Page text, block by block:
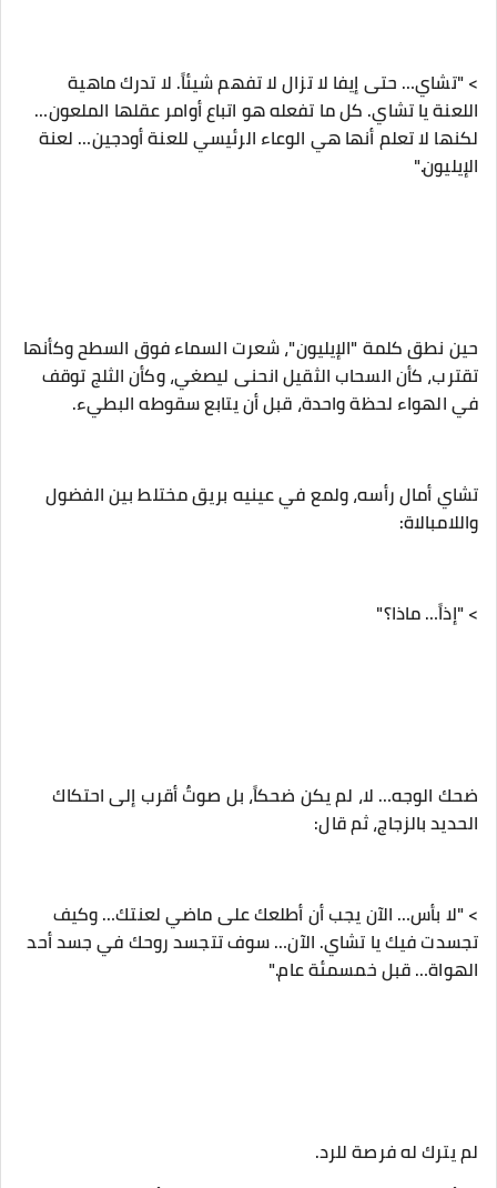
‎> "تشاي… حتى إيفا لا تزال لا تفهم شيئاً. لا تدرك ماهية
اللعنة يا تشاي. كل ما تفعله هو اتباع أوامر عقلها الملعون…
لكنها لا تعلم أنها هي الوعاء الرئيسي للعنة أودجين… لعنة
الإيليون."
‎حين نطق كلمة "الإيليون"، شعرت السماء فوق السطح وكأنها
تقترب، كأن السحاب الثقيل انحنى ليصغي، وكأن الثلج توقف
في الهواء لحظة واحدة، قبل أن يتابع سقوطه البطيء.
‎تشاي أمال رأسه، ولمع في عينيه بريق مختلط بين الفضول
واللامبالاة:
‎ضحك الوجه… لا، لم يكن ضحكاً، بل صوتٌ أقرب إلى احتكاك
الحديد بالزجاج، ثم قال:
‎> "لا بأس… الآن يجب أن أطلعك على ماضي لعنتك… وكيف
تجسدت فيك يا تشاي. الآن… سوف تتجسد روحك في جسد أحد
الهواة… قبل خمسمئة عام."